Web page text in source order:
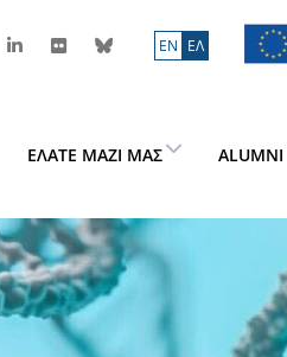
ΕN ΕΛ
ΕΛΆΤΕ ΜΑΖΊ ΜΑΣ ALUMNI